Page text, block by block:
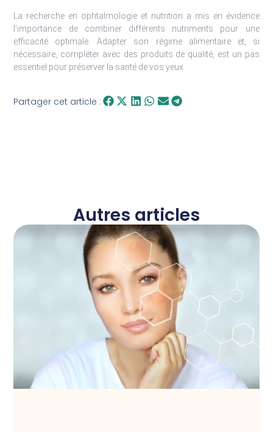
La recherche en ophtalmologie et nutrition a mis en évidence
l’importance de combiner différents nutriments pour une
efficacité optimale. Adapter son régime alimentaire et, si
nécessaire, compléter avec des produits de qualité, est un pas
essentiel pour préserver la santé de vos yeux.
Partager cet article :
Autres articles